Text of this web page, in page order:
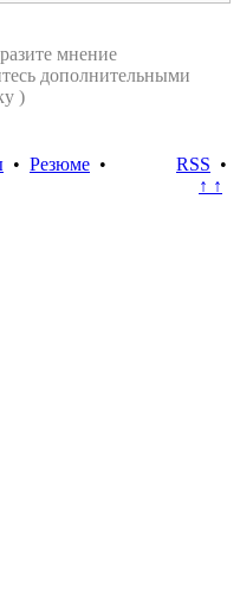
мнение
дополнительными
)
• Резюме •
RSS •
↑ ↑